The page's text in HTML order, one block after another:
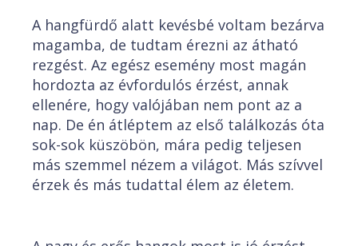
A hangfürdő alatt kevésbé voltam bezárva
magamba, de tudtam érezni az átható
rezgést. Az egész esemény most magán
hordozta az évfordulós érzést, annak
ellenére, hogy valójában nem pont az a
nap. De én átléptem az első találkozás óta
sok-sok küszöbön, mára pedig teljesen
más szemmel nézem a világot. Más szívvel
érzek és más tudattal élem az életem.